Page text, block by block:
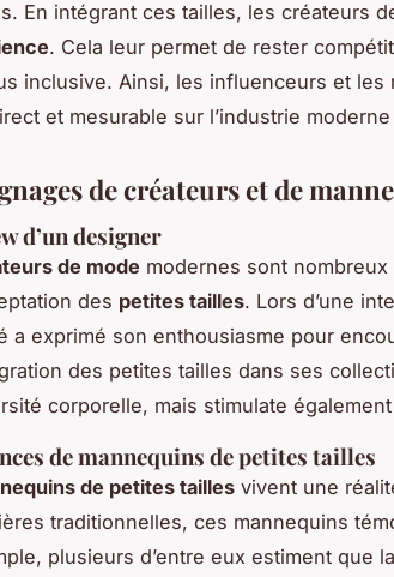
En intégrant ces tailles, les créateurs
. Cela leur permet de rester
inclusive. Ainsi, les influenceurs et les
et mesurable sur l’industrie
de créateurs et de
d’un designer
de mode modernes sont
des petites tailles. Lors d’une
a exprimé son enthousiasme pour
des petites tailles dans ses
corporelle, mais stimulate
de mannequins de petites tailles
de petites tailles vivent une
traditionnelles, ces mannequins
plusieurs d’entre eux estiment que